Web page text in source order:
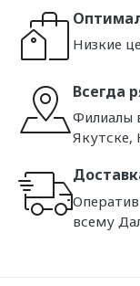
Низкие
Всегда
Филиалы
Якутске,
всему